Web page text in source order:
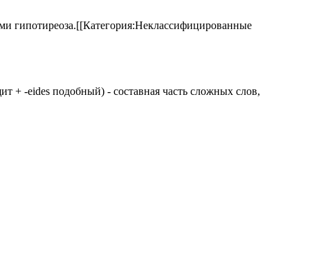
гипотиреоза.[[Категория:Неклассифицированные
+ -eides подобный) - составная часть сложных слов,